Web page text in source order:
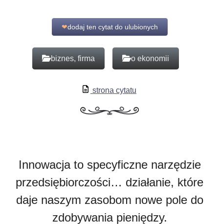
❤dodaj ten cytat do ulubionych
biznes, firma o ekonomii
strona cytatu
Innowacja to specyficzne narzędzie
przedsiębiorczości… działanie, które
daje naszym zasobom nowe pole do
zdobywania pieniędzy.